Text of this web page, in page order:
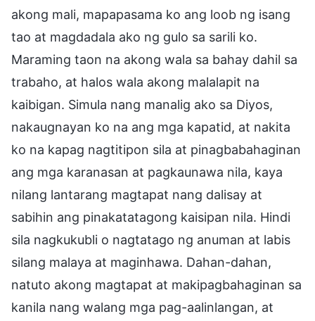
akong mali, mapapasama ko ang loob ng isang
tao at magdadala ako ng gulo sa sarili ko.
Maraming taon na akong wala sa bahay dahil sa
trabaho, at halos wala akong malalapit na
kaibigan. Simula nang manalig ako sa Diyos,
nakaugnayan ko na ang mga kapatid, at nakita
ko na kapag nagtitipon sila at pinagbabahaginan
ang mga karanasan at pagkaunawa nila, kaya
nilang lantarang magtapat nang dalisay at
sabihin ang pinakatatagong kaisipan nila. Hindi
sila nagkukubli o nagtatago ng anuman at labis
silang malaya at maginhawa. Dahan-dahan,
natuto akong magtapat at makipagbahaginan sa
kanila nang walang mga pag-aalinlangan, at